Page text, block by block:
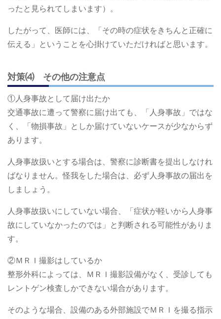
ったと見られてしまいます）。
したがって、医師には、「その時の症状をきちんと正確に
伝える」ということを心掛けていただければと思います。
対策⑷ その他の注意点
①人身事故として届け出たか
交通事故に遭って警察に届け出ても、「人身事故」ではな
く、「物損事故」としか届けていないケースが少なからず
あります。
人身事故扱いとする場合は、警察に診断書を提出しなけれ
ばなりません。怪我をした場合は、必ず人身事故の届出を
しましょう。
人身事故扱いにしていない場合、「症状が軽いから人身事
故にしていなかったのでは」と判断される可能性がありま
す。
②ＭＲＩ撮影はしているか
整形外科によっては、ＭＲＩ撮影設備がなく、受診しても
レントゲン検査しかできない場合があります。
そのような場合、設備のある外部施設でＭＲＩを撮る指示